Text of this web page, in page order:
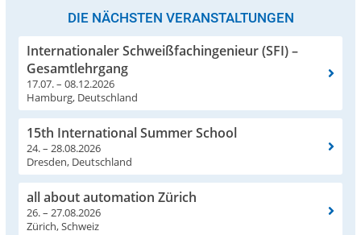
DIE NÄCHSTEN VERANSTALTUNGEN
Internationaler Schweißfachingenieur (SFI) –
Gesamtlehrgang
17.07. – 08.12.2026
Hamburg, Deutschland
15th International Summer School
24. – 28.08.2026
Dresden, Deutschland
all about automation Zürich
26. – 27.08.2026
Zürich, Schweiz